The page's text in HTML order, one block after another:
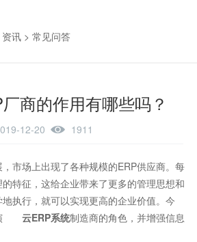
资讯 >常见问答
商的作用有哪些吗？
12-20 1911
市场上出现了各种规模的ERP供应商。每
特征，这给企业带来了更多的管理思想和
执行，就可以实现更高的企业价值。今
云ERP系统制造商的角色，并增强信息